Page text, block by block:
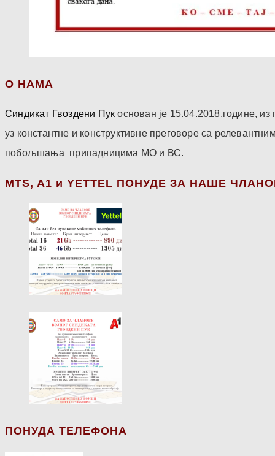
О НАМА
Синдикат Гвоздени Пук основан је 15.04.2018.године,
уз константне и конструктивне преговоре са
побољшања припадницима МО и ВС.
МТS, A1 и YETTEL ПОНУДЕ ЗА НАШЕ
ПОНУДА ТЕЛЕФОНА